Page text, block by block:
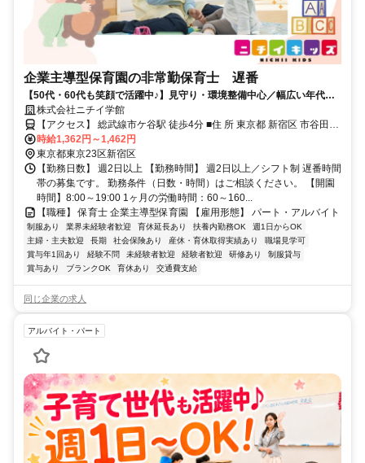
企業主導型保育園の非常勤保育士 遅番
【50代・60代も笑顔で活躍中♪】見守り・環境整備中心／幅広い年代の
方が活躍中／子育て経験活かせます！
株式会社ニチイ学館
【アクセス】 総武線市ケ谷駅 徒歩4分 ■住 所 東京都 新宿区 市谷田町
2-2 ■アクセス 総武線市ケ谷駅 徒歩4分
時給1,362円～1,462円
東京都東京23区新宿区
【勤務日数】 週2日以上 【勤務時間】 週2日以上／シフト制 遅番時間
帯の募集です。 勤務条件（日数・時間）はご相談ください。 【開園
時間】8:00～19:00 1ヶ月の労働時間：60～160...
【職種】 保育士 企業主導型保育園 【雇用形態】 パート・アルバイト
制服あり 業界未経験者歓迎 育休延長あり 扶養内勤務OK
週1日からOK
主婦・主夫歓迎
長期 社会保険あり 産休・育休取得実績あり
職場見学可
賞与年1回あり
経験不問 未経験者歓迎 経験者歓迎 研修あり
制服貸与
賞与あり
ブランクOK 育休あり 交通費支給
同じ企業の求人
アルバイト・パート